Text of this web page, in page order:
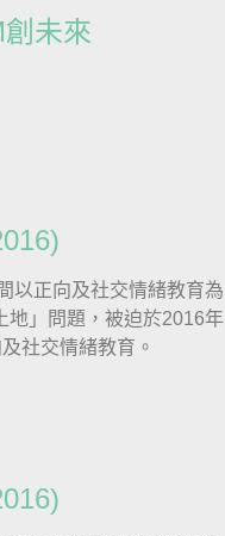
未來
以正向及社交情緒教育為
地」問題，被迫於2016年
社交情緒教育。